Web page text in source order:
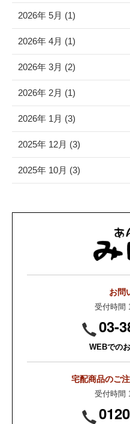
2026年 5月 (1)
2026年 4月 (1)
2026年 3月 (2)
2026年 2月 (1)
2026年 1月 (3)
2025年 12月 (3)
2025年 10月 (3)
お問
受付時間
03-
WEBでの
宅配商品のご
受付時間